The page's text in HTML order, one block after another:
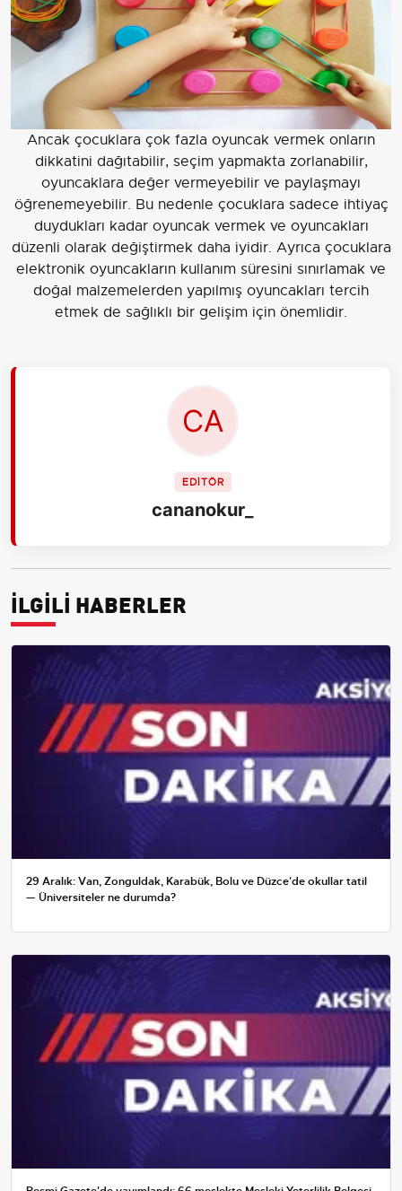
Ancak çocuklara çok fazla oyuncak vermek onların
dikkatini dağıtabilir, seçim yapmakta zorlanabilir,
oyuncaklara değer vermeyebilir ve paylaşmayı
öğrenemeyebilir. Bu nedenle çocuklara sadece ihtiyaç
duydukları kadar oyuncak vermek ve oyuncakları
düzenli olarak değiştirmek daha iyidir. Ayrıca çocuklara
elektronik oyuncakların kullanım süresini sınırlamak ve
doğal malzemelerden yapılmış oyuncakları tercih
etmek de sağlıklı bir gelişim için önemlidir.
EDİTÖR
cananokur_
İLGİLİ HABERLER
29 Aralık: Van, Zonguldak, Karabük, Bolu ve Düzce'de okullar tatil
— Üniversiteler ne durumda?